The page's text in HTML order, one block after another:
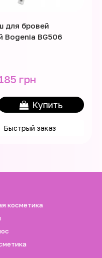
для бровей
Bogenia BG506
грн
Купить
Быстрый заказ
косметика